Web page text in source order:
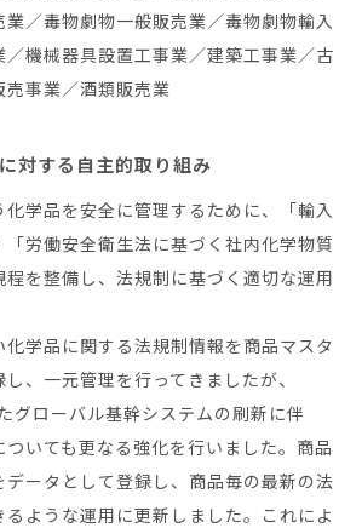
／毒物劇物一般販売業／毒物劇物輸入
機械器具設置工事業／建築工事業／古
事業／酒類販売業
対する自主的取り組み
学品を安全に管理するために、「輸入
労働安全衛生法に基づく社内化学物質
を整備し、法規制に基づく適切な運用
学品に関する法規制情報を商品マスタ
、一元管理を行ってきましたが、
グローバル基幹システムの刷新に伴
いても更なる強化を行いました。商品
ータとして登録し、商品毎の最新の法
ような運用に更新しました。これによ